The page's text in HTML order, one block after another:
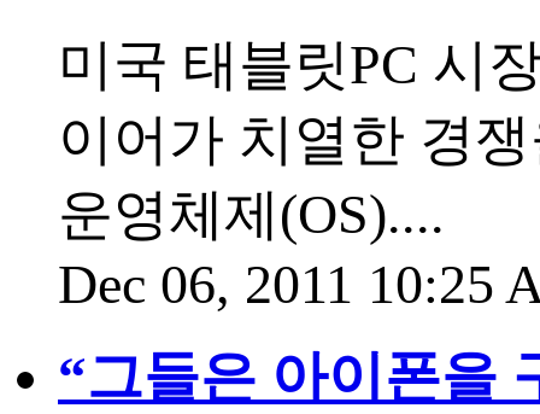
미국 태블릿PC 시
이어가 치열한 경
운영체제(OS)....
Dec 06, 2011 10:25
“그들은 아이폰을